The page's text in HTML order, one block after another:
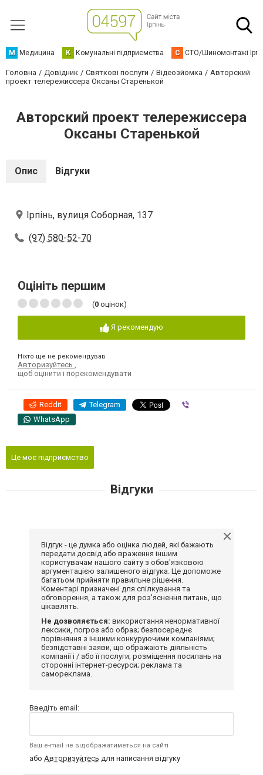
М Медицина К Комунальні підприємства С СТО/Шиномонтажі
Головна Довідник Святкові послуги Відеозйомка
Авторский
проект телережиссера Оксаны Старенькой
Авторский проект телережиссера
Оксаны Старенькой
Опис Відгуки
Ірпінь, вулиця Соборная, 137
(97) 580-52-70
Оцініть першим
(0 оцінок)
Я рекомендую
Ніхто ще не рекомендував
Авторизуйтесь
щоб оцінити і порекомендувати
Reddit Telegram
WhatsApp
Це моє підприємство
Відгуки
Відгук - це думка або оцінка людей, які бажають
передати досвід або враження іншим
користувачам нашого сайту з обов'язковою
аргументацією залишеного відгука. Це допоможе
багатьом прийняти правильне рішення.
Коментарі призначені для спілкування та
обговорення, а також для роз'яснення питань, що
цікавлять.
Не дозволяється: використання ненормативної
лексики, погроз або образ; безпосереднє
порівняння з іншими конкуруючими компаніями;
безпідставні заяви, що ображають діяльність
компанії і / або її послуги; розміщення посилань на
сторонні інтернет-ресурси; реклама та
самореклама.
Введіть email:
Ваш e-mail не відображатиметься на сайті
або Авторизуйтесь для написання відгуку